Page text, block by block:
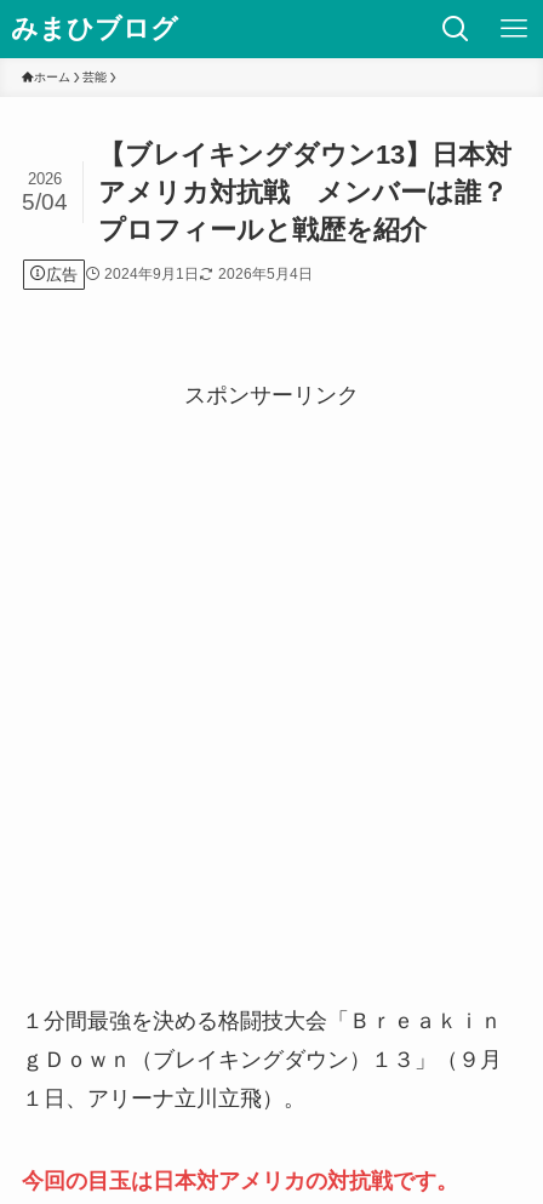
みまひブログ
ホーム 芸能
【ブレイキングダウン13】日本対
アメリカ対抗戦 メンバーは誰？
プロフィールと戦歴を紹介
2026
5/04
広告 2024年9月1日 2026年5月4日
スポンサーリンク
１分間最強を決める格闘技大会「Ｂｒｅａｋｉｎ
ｇＤｏｗｎ（ブレイキングダウン）１３」（９月
１日、アリーナ立川立飛）。
今回の目玉は日本対アメリカの対抗戦です。